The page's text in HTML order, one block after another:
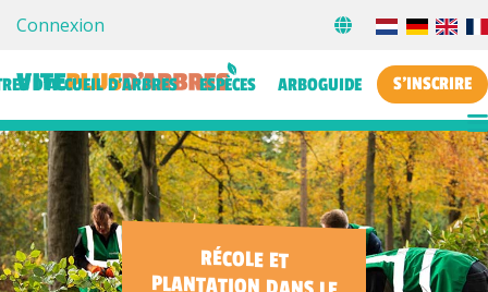
Connexion
D’ACCUEIL D’ARBRES ESPÈCES ARBOGUIDE S'INSCRIRE
RÉCOLE ET
PLANTATION DANS LE
VERGER DES